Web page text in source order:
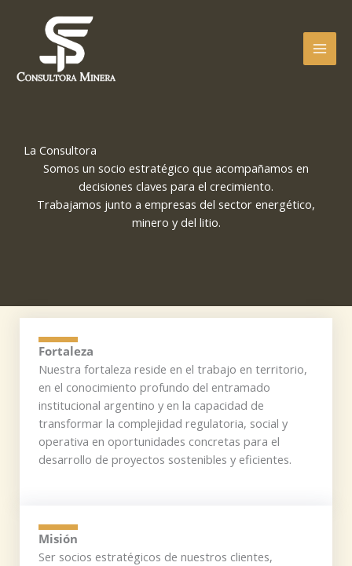
contenido
La Consultora
Somos un socio estratégico que acompañamos en
decisiones claves para el crecimiento.
Trabajamos junto a empresas del sector energético,
minero y del litio.
Fortaleza
Nuestra fortaleza reside en el trabajo en territorio,
en el conocimiento profundo del entramado
institucional argentino y en la capacidad de
transformar la complejidad regulatoria, social y
operativa en oportunidades concretas para el
desarrollo de proyectos sostenibles y eficientes.
Misión
Ser socios estratégicos de nuestros clientes,